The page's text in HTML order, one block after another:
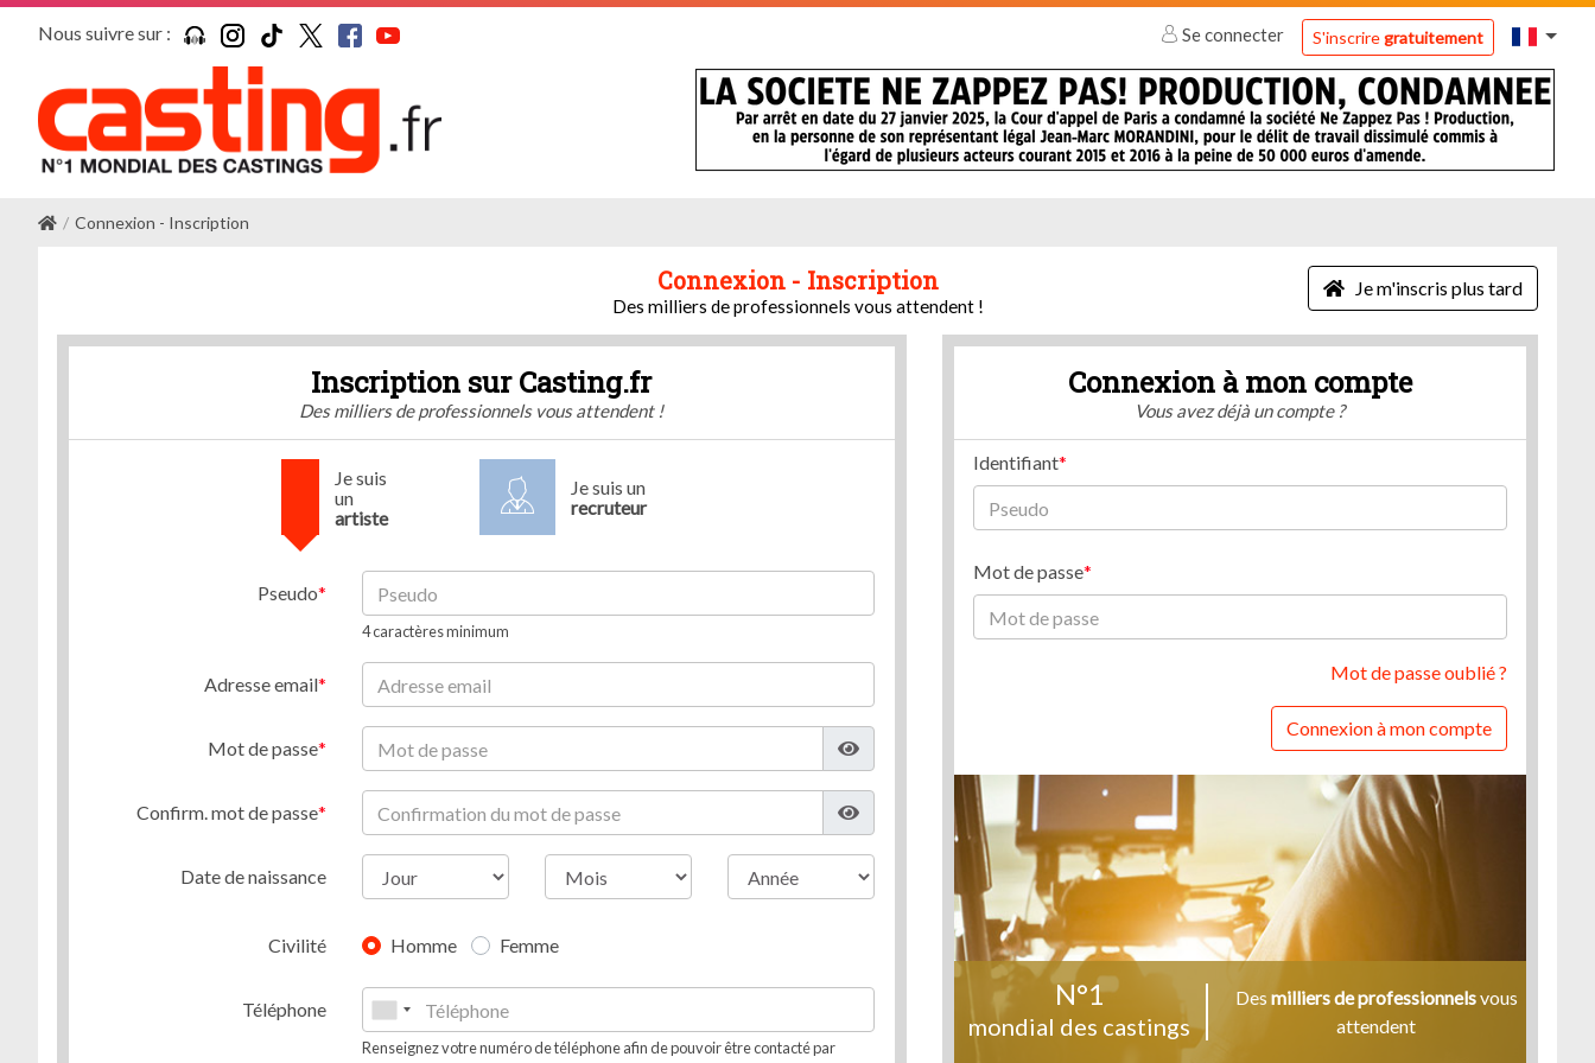
Nous suivre sur : Se connecter S'inscriregratuitement
Connexion - Inscription
Connexion - Inscription
Des milliers de professionnels vous attendent !
Je m'inscris plus tard
Inscription sur Casting.fr
Des milliers de professionnels vous attendent !
Je suis
un
artiste
Je suis un
recruteur
Pseudo
4 caractères minimum
Adresse email
Mot de passe
Confirm. mot de passe
Date de naissance
Civilité Homme Femme
Téléphone
Renseignez votre numéro de téléphone afin de pouvoir être contacté par
Connexion à mon compte
Vous avez déjà un compte ?
Identifiant
Mot de passe
Mot de passe oublié ?
Connexion à mon compte
N°1
mondial des castings
Des milliers de professionnelsvous
attendent